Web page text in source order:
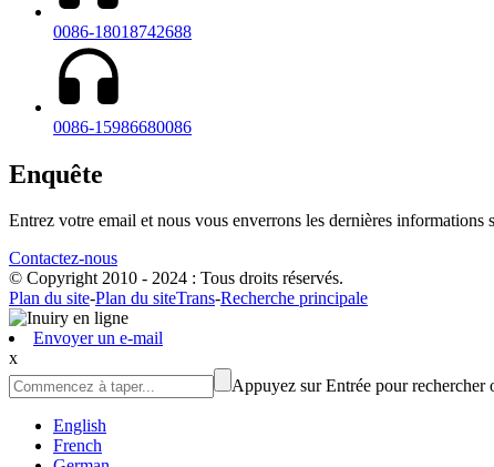
0086-18018742688
0086-15986680086
Enquête
Entrez votre email et nous vous enverrons les dernières informations
Contactez-nous
© Copyright 2010 - 2024 : Tous droits réservés.
Plan du site-Plan du siteTrans-Recherche principale
Envoyer un e-mail
x
Appuyez sur Entrée pour rechercher
English
French